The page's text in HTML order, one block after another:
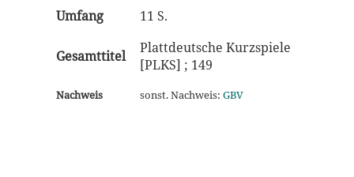
Umfang
11 S.
Gesamttitel
Plattdeutsche Kurzspiele
[PLKS] ; 149
Nachweis sonst. Nachweis: GBV